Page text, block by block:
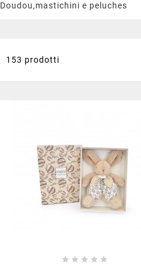
Doudou,mastichini e peluches
153 prodotti
    